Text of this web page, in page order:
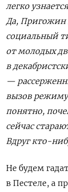
легко
Да, Пригожин
социальный
от молодых
в
—
вызов
понятно,
сейчас
Вдруг кто-
Не будем
в Пестеле, а